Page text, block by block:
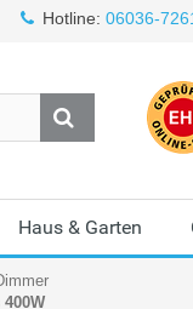
Hotline: 06036-
Haus & Garten